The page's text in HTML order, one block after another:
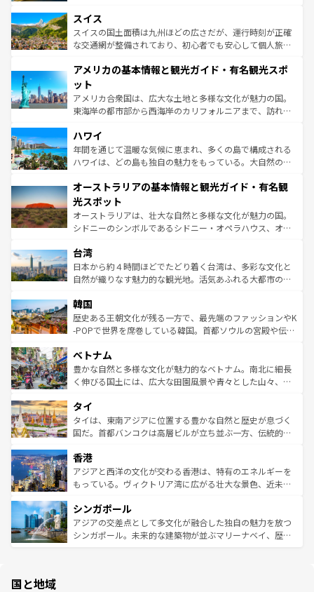
を参照してほしい。
は、お酒好きな人にはぜひ体験してほしい。 なお、新着の
ドイツ情報はコンテンツ一覧を参照してほしい。
リアごとに異なる魅力がある。また、優雅なアフタヌーン
ティー、ビール好きにはたまらない英国パブ、サッカー観
戦など、本場だからこそできる体験も豊富。イギリスを旅
ンツ一覧を参照してほしい。
スイス
スイスの国土面積は九州ほどの広さだが、運行時刻が正確
な交通網が整備されており、初心者でも安心して個人旅行
の建物がそのまま残る町や、スイスならではのユニークな
博物館もあり、アルプス観光だけでなく町歩きも満喫する
ことができる。国民の所得が高いため物価も高いが、旅行
者向けの交通パス提供のサービスもあり、うまく活用すれ
着のスイス情報は
アメリカの基本情報と観光ガイド・有名観光スポ
ット
アメリカ合衆国は、広大な土地と多様な文化が魅力の国。
東海岸の都市部から西海岸のカリフォルニアまで、訪れる
のような巨大都市は、観光、ショッピング、エンターテイ
ンメントが詰まった刺激的なスポットだ。一方、アメリカ
西部には大自然が広がり、グランドキャニオンやイエロー
部のニューオーリンズでは、音楽と美食が融合した独特の
文化が魅力。旅行者はアメリカの各地域で異なる魅力を楽
しみながら、その多様性と豊かな歴史を感じることができ
るだろう。車でのロードトリップや列車の旅も、アメリカ
情報は
ハワイ
年間を通じて温暖な気候に恵まれ、多くの島で構成される
ハワイは、どの島も独自の魅力をもっている。大自然の神
ワイ島は見逃せない。また、定番の観光地といえばオアフ
島だが、静かな自然を求めるならマウイ島やカウアイ島が
おすすめ。エメラルドグリーンに輝く海をはじめ、豊かな
文化や歴史が息づいている。「アロハスピリット」と呼ば
人々、おいしいローカルフードやハワイアンミュージッ
ク、伝統的なフラダンスなど、すべてがハワイの魅力を彩
っている。訪れるたびに新しい発見と感動が待っているハ
はコンテンツ一覧
オーストラリアの基本情報と観光ガイド・有名観
光スポット
オーストラリアは、壮大な自然と多様な文化が魅力の国。
シドニーのシンボルであるシドニー・オペラハウス、オー
リアリーフや大陸中央部にそびえるウルル（エアーズロッ
ク）、タスマニアの美しい原生林やケアンズの熱帯雨林な
ど、見どころがたくさん。また、カフェやワイン、オージ
いる。アクティビティも充実しており、サーフィンやダイ
ビング、ハイキングなど、アウトドア好きにはたまらな
い。オーストラリアの多彩な魅力を存分に味わいつくそ
参照してほしい。
台湾
日本から約４時間ほどでたどり着く台湾は、多彩な文化と
自然が織りなす魅力的な観光地。活気あふれる大都市の台
ン）、静ひつな山岳地帯である台湾東部など、都市の喧騒
と山間の静けさが共存しており、訪れる人に新しい発見と
驚きをもたらしてくれる。また、奥深い台湾の食文化も魅
容にもいいと評判のスイーツなど、バラエティ豊かな料理
が味わえる。 なお、新着の台湾情報は コンテンツ一覧を参
照してほしい。
韓国
歴史ある王朝文化が残る一方で、最先端のファッションやK
-POPで世界を席巻している韓国。首都ソウルの宮殿や伝統
き、地方に足を延ばせば四季折々の自然美を楽しむことが
できる。そして、キムチや焼肉、絶品のストリートフード
まで、さまざまな韓国料理が待っている。夜には、韓国な
リティに包まれながら、韓国の多彩な魅力を心ゆくまで味
わってみてほしい。 なお、新着の韓国情報はコンテンツ一
覧を参照してほしい。
ベトナム
豊かな自然と多様な文化が魅力的なベトナム。南北に細長
く伸びる国土には、広大な田園風景や青々とした山々、世
急速な発展と共に伝統が息づく。ハノイの古い町並みやホ
ーチミン市のフランス統治時代の建物も、独特の雰囲気を
醸し出している。また、バラエティの豊かさとおいしさで
とつ。フォーやバインミー、ベトナムコーヒーなどは、ぜ
ひ現地で味わいたい。どの地域を訪れてもあたたかい人々
が旅行者を迎えてくれるので、きっと忘れられない旅にな
参照してほしい。
タイ
タイは、東南アジアに位置する豊かな自然と歴史が息づく
国だ。首都バンコクは高層ビルが立ち並ぶ一方、伝統的な
の活気が交差している。北部ではチェンマイなどの山岳地
帯で自然と触れ合い、南部ではプーケットやクラビの美し
いビーチでリゾート気分を楽しむことができる。タイ料理
激する。気候は一年中温暖で、どの季節にも異なる楽しみ
が待っている。親しみやすいタイの人々、仏教を中心とし
た文化、そして多様な観光資源が、訪れる旅人を魅了し続
香港
アジアと西洋の文化が交わる香港は、特有のエネルギーを
もっている。ヴィクトリア湾に広がる壮大な景色、近未来
み、どこを訪れても感動するはず。観光スポットが密集し
ており、効率よく見どころを回れるのも魅力。息をのむよ
うな絶景から文化的な体験まで、香港を存分に楽しみ尽く
シンガポール
アジアの交差点として多文化が融合した独自の魅力を放つ
シンガポール。未来的な建築物が並ぶマリーナベイ、歴史
国と地域